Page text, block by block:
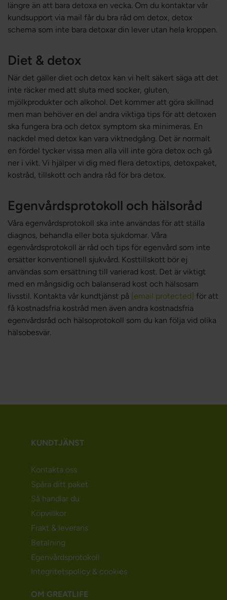
längre än att bara detoxa en vecka. Om du kontaktar vår
kundsupport via mail får du bra råd om detox, detox
schema som inte bara detoxar din lever utan hela kroppen.
Diet & detox
När det gäller diet och detox kan vi helt säkert säga att det
inte räcker med att sluta med socker, gluten,
mjölkprodukter och alkohol. Det kommer att göra skillnad
men man behöver en del andra viktiga tips för att detoxen
ska fungera bra och detox symptom ska minimeras. En
nackdel med detox kan vara viktnedgång. Det är normalt
en fördel tycker vissa men alla vill inte göra detox och gå
ner i vikt. Vi hjälper vi dig med flera detoxtips, detoxpaket,
kostråd, tillskott och andra råd för bra detox.
Egenvårdsprotokoll och hälsoråd
Våra egenvårdsprotokoll ska inte användas för att ställa
diagnos, behandla eller bota sjukdomar. Våra
egenvårdsprotokoll är råd och tips för egenvård som inte
ersätter konventionell sjukvård. Kosttillskott bör ej
användas som ersättning till varierad kost. Det är viktigt
med en mångsidig och balanserad kost och hälsosam
livsstil. Kontakta vår kundtjänst på [email protected] för att
få kostnadsfria kostråd men även andra kostnadsfria
egenvårdsråd och hälsoprotokoll som du kan följa vid olika
hälsobesvär.
KUNDTJÄNST
Kontakta oss
Spåra ditt paket
Så handlar du
Köpvillkor
Frakt & leverans
Betalning
Egenvårdsprotokoll
Integritetspolicy & cookies
OM GREATLIFE